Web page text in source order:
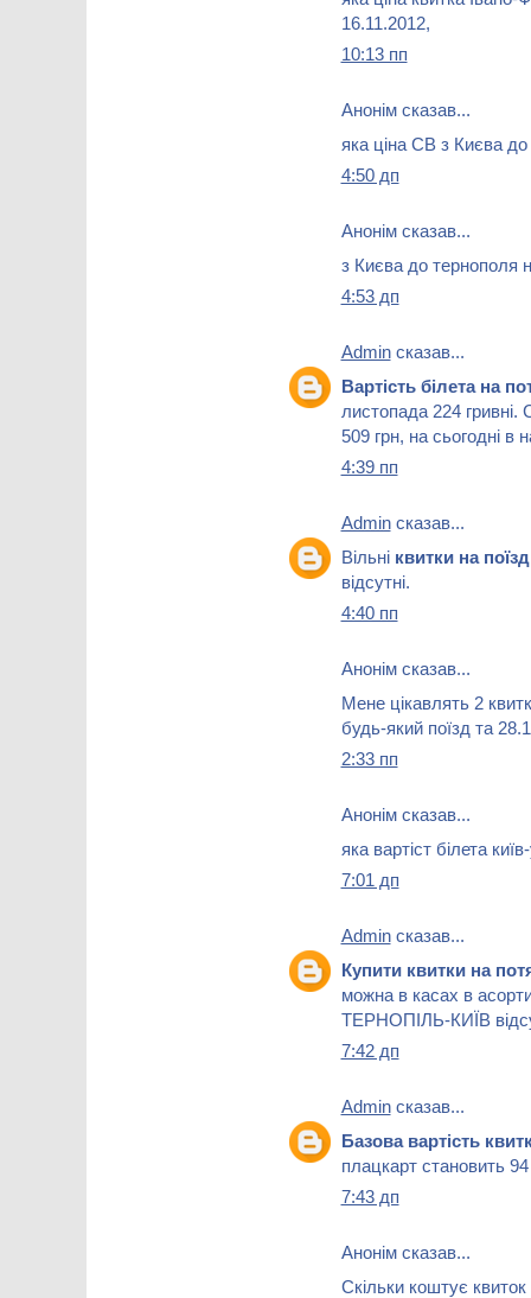
16.11.2012,
10:13 пп
Анонім сказав...
яка ціна СВ з Києва
4:50 дп
Анонім сказав...
з Києва до тернополя
4:53 дп
Adminсказав...
Вартість білета на
листопада 224
509 грн, на сьогодні в
4:39 пп
Adminсказав...
Вільні квитки на
відсутні.
4:40 пп
Анонім сказав...
Мене цікавлять 2
будь-який поїзд та
2:33 пп
Анонім сказав...
яка вартіст білета
7:01 дп
Adminсказав...
Купити квитки на
можна в касах в
ТЕРНОПІЛЬ-КИЇВ
7:42 дп
Adminсказав...
Базова вартість
плацкарт становить 94
7:43 дп
Анонім сказав...
Скільки коштує